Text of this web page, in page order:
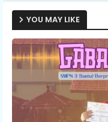
YOU MAY LIKE